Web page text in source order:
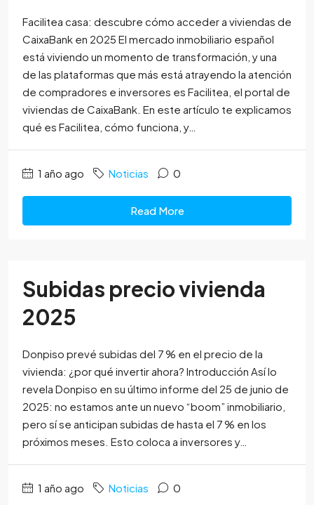
Facilitea casa: descubre cómo acceder a viviendas de
CaixaBank en 2025 El mercado inmobiliario español
está viviendo un momento de transformación, y una
de las plataformas que más está atrayendo la atención
de compradores e inversores es Facilitea, el portal de
viviendas de CaixaBank. En este artículo te explicamos
qué es Facilitea, cómo funciona, y…
1 año ago Noticias 0
Read More
Subidas precio vivienda
2025
Donpiso prevé subidas del 7 % en el precio de la
vivienda: ¿por qué invertir ahora? Introducción Así lo
revela Donpiso en su último informe del 25 de junio de
2025: no estamos ante un nuevo “boom” inmobiliario,
pero sí se anticipan subidas de hasta el 7 % en los
próximos meses. Esto coloca a inversores y…
1 año ago Noticias 0